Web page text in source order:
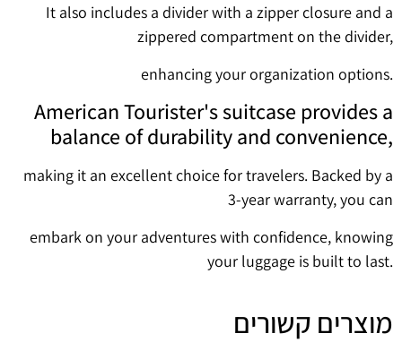
It also includes a divider with a zipper closure and a
zippered compartment on the divider,
enhancing your organization options.
American Tourister's suitcase provides a
balance of durability and convenience,
making it an excellent choice for travelers. Backed by a
3-year warranty, you can
embark on your adventures with confidence, knowing
your luggage is built to last.
מוצרים קשורים